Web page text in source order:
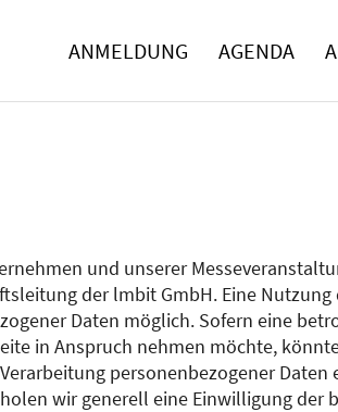
ANMELDUNG AGENDA
und unserer
der lmbit GmbH. Eine
Daten möglich. Sofern eine
in Anspruch nehmen möchte,
personenbezogener
wir generell eine Einwilligung der